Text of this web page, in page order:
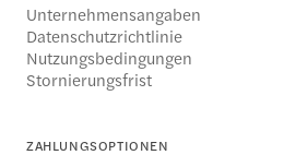
Unternehmensangaben
Datenschutzrichtlinie
Nutzungsbedingungen
Stornierungsfrist
ZAHLUNGSOPTIONEN